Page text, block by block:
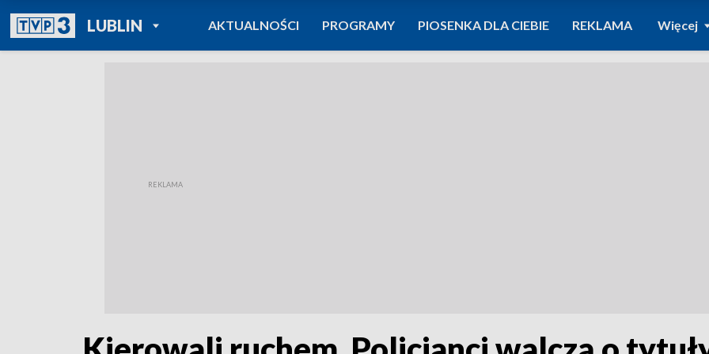
LUBLINPOWRÓT DO
TVP REGIONY
AKTUALNOŚCI PROGRAMY PIOSENKA DLA CIEBIE REKLAMA Więcej